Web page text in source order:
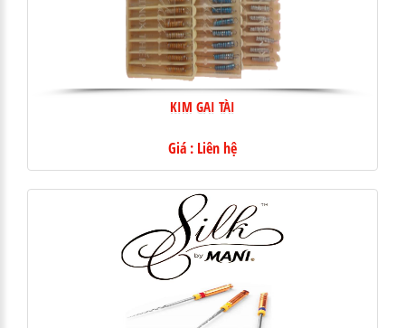
KIM GAI TÀI
Giá : Liên hệ